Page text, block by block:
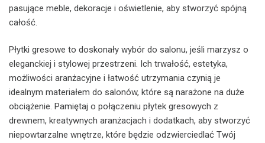
pasujące meble, dekoracje i oświetlenie, aby stworzyć spójną
całość.
Płytki gresowe to doskonały wybór do salonu, jeśli marzysz o
eleganckiej i stylowej przestrzeni. Ich trwałość, estetyka,
możliwości aranżacyjne i łatwość utrzymania czynią je
idealnym materiałem do salonów, które są narażone na duże
obciążenie. Pamiętaj o połączeniu płytek gresowych z
drewnem, kreatywnych aranżacjach i dodatkach, aby stworzyć
niepowtarzalne wnętrze, które będzie odzwierciedlać Twój